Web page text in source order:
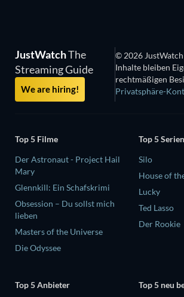
JustWatchThe
Streaming Guide
We are hiring!
© 2026
Inhalte bleiben
rechtmäßigen
Privatsphäre-
Top 5 Filme
Der Astronaut - Project Hail
Mary
Glennkill: Ein Schafskrimi
Obsession – Du sollst mich
lieben
Masters of the Universe
Die Odyssee
Top 5 Serien
Silo
House of
Lucky
Ted Lasso
Der Rookie
Top 5 Anbieter
Top 5 neu